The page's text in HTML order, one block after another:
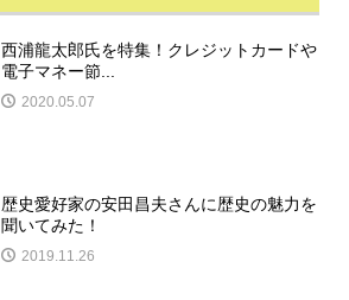
西浦龍太郎氏を特集！クレジットカードや
電子マネー節...
2020.05.07
歴史愛好家の安田昌夫さんに歴史の魅力を
聞いてみた！
2019.11.26